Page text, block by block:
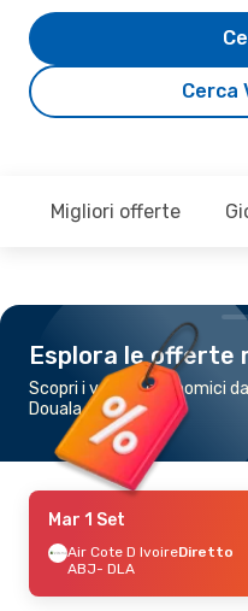
Cerca
Migliori offerte
Esplora le offerte
Scopri i voli più economici
Douala
Mar 1 Set
Air Cote D IvoireDiretto
ABJ- DLA